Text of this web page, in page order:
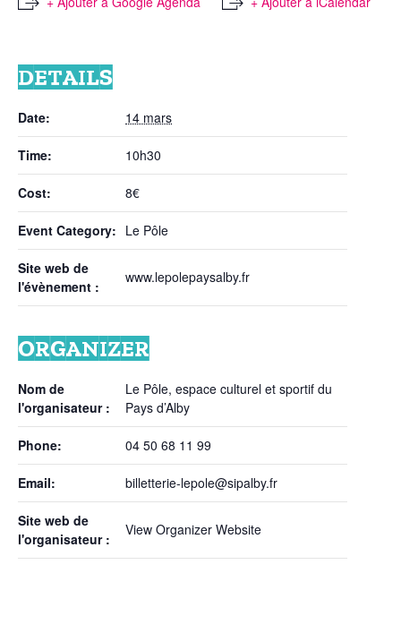
DETAILS
Date: 14 mars
Time: 10h30
Cost: 8€
Event Category: Le Pôle
Site web de
l'évènement :
www.lepolepaysalby.fr
ORGANIZER
Nom de
l'organisateur :
Le Pôle, espace culturel et sportif du
Pays d’Alby
Phone: 04 50 68 11 99
Email: billetterie-lepole@sipalby.fr
Site web de
l'organisateur :
View Organizer Website